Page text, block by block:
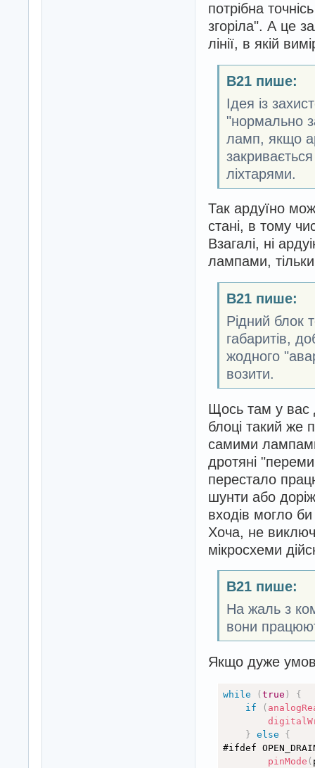
потрібна
згоріла". А це
лінії, в якій
B21 пише:
Ідея із
"нормально
ламп, якщо
ліхтарями.
Так ардуїно
стані, в тому
Взагалі, ні
лампами,
B21 пише:
Рідний блок
габаритів,
жодного
возити.
Щось там у вас
блоці такий же
самими
дротяні
перестало
шунти або
входів могло би
Хоча, не
мікросхеми
B21 пише:
На жаль з
вони
Якщо дуже
while ( true )
{
if
(
} else
{
#ifdef
pinMode (